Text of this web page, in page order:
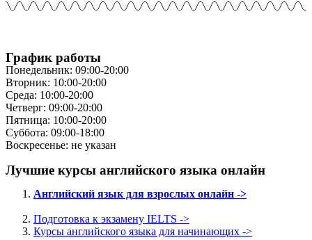
График работы
Понедельник: 09:00-20:00
Вторник: 10:00-20:00
Среда: 10:00-20:00
Четверг: 09:00-20:00
Пятница: 10:00-20:00
Суббота: 09:00-18:00
Воскресенье: не указан
Лучшие курсы английского языка онлайн
Английский язык для взрослых онлайн ->
Подготовка к экзамену IELTS ->
Курсы английского языка для начинающих ->